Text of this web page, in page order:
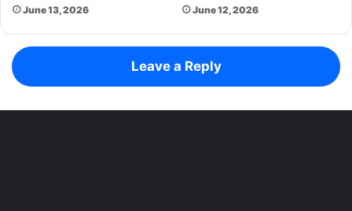
June 13, 2026 June 12, 2026
Leave a Reply